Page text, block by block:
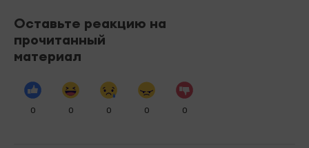
Оставьте реакцию на
прочитанный
материал
0 0 0 0 0